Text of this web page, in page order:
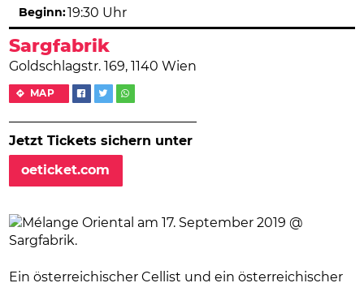
Sargfabrik
Goldschlagstr. 169, 1140 Wien
MAP
Jetzt Tickets sichern unter
oeticket.com
Beginn: 19:30 Uhr
Ein österreichischer Cellist und ein österreichischer